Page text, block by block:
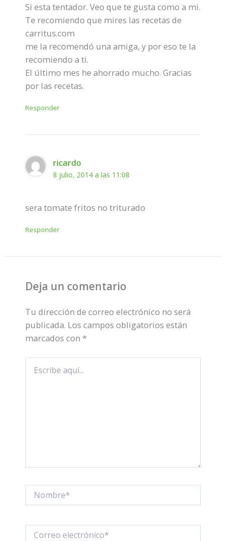
Si esta tentador. Veo que te gusta como a mi.
Te recomiendo que mires las recetas de
carritus.com
me la recomendó una amiga, y por eso te la
recomiendo a ti.
El último mes he ahorrado mucho. Gracias
por las recetas.
Responder
ricardo
8 julio, 2014 a las 11:08
sera tomate fritos no triturado
Responder
Deja un comentario
Tu dirección de correo electrónico no será
publicada. Los campos obligatorios están
marcados con *
aquí...